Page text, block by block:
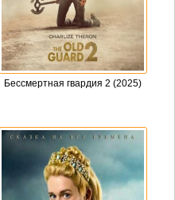
Бессмертная гвардия 2 (2025)